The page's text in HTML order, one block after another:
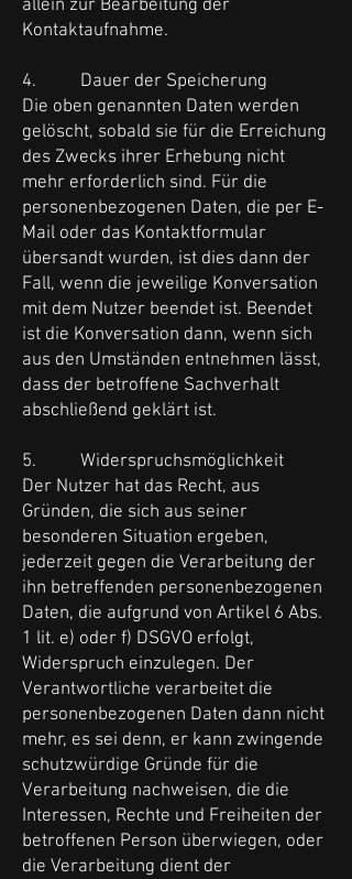
allein zur Bearbeitung der
Kontaktaufnahme.
4. Dauer der Speicherung
Die oben genannten Daten werden
gelöscht, sobald sie für die Erreichung
des Zwecks ihrer Erhebung nicht
mehr erforderlich sind. Für die
personenbezogenen Daten, die per E-
Mail oder das Kontaktformular
übersandt wurden, ist dies dann der
Fall, wenn die jeweilige Konversation
mit dem Nutzer beendet ist. Beendet
ist die Konversation dann, wenn sich
aus den Umständen entnehmen lässt,
dass der betroffene Sachverhalt
abschließend geklärt ist.
5. Widerspruchsmöglichkeit
Der Nutzer hat das Recht, aus
Gründen, die sich aus seiner
besonderen Situation ergeben,
jederzeit gegen die Verarbeitung der
ihn betreffenden personenbezogenen
Daten, die aufgrund von Artikel 6 Abs.
1 lit. e) oder f) DSGVO erfolgt,
Widerspruch einzulegen. Der
Verantwortliche verarbeitet die
personenbezogenen Daten dann nicht
mehr, es sei denn, er kann zwingende
schutzwürdige Gründe für die
Verarbeitung nachweisen, die die
Interessen, Rechte und Freiheiten der
betroffenen Person überwiegen, oder
die Verarbeitung dient der